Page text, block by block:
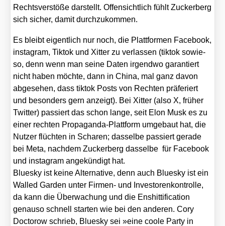
Rechts­ver­stö­ße dar­stellt. Offen­sicht­lich fühlt Zucker­berg
sich sicher, damit durch­zu­kom­men.
Es bleibt eigent­lich nur noch, die Platt­for­men Face­book,
insta­gram, Tik­tok und Xit­ter zu ver­las­sen (tik­tok sowie­
so, denn wenn man sei­ne Daten irgend­wo garan­tiert
nicht haben möch­te, dann in Chi­na, mal ganz davon
abge­se­hen, dass tik­tok Posts von Rech­ten prä­fe­riert
und beson­ders gern anzeigt). Bei Xit­ter (also X, frü­her
Twit­ter) pas­siert das schon lan­ge, seit Elon Musk es zu
einer rech­ten Pro­pa­gan­da-Platt­form umge­baut hat, die
Nut­zer flüch­ten in Scha­ren; das­sel­be pas­siert gera­de
bei Meta, nach­dem Zucker­berg das­sel­be für Face­book
und insta­gram ange­kün­digt hat.
Blues­ky ist kei­ne Alter­na­ti­ve, denn auch Blues­ky ist ein
Wal­led Gar­den unter Fir­men- und Inves­to­ren­kon­trol­le,
da kann die Über­wa­chung und die Ens­hit­ti­fi­ca­ti­on
genau­so schnell star­ten wie bei den ande­ren. Cory
Doc­to­row schrieb, Blues­ky sei »eine coo­le Par­ty in